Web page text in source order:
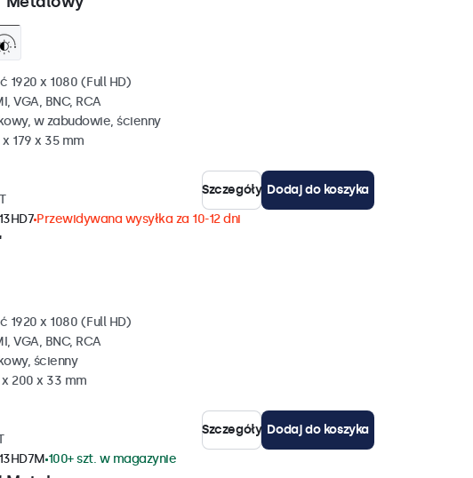
1920 x 1080 (Full HD)
VGA, BNC, RCA
w zabudowie, ścienny
179 x 35 mm
Szczegóły Dodaj do koszyka
13HD7 Przewidywana wysyłka za 10-12 dni
1920 x 1080 (Full HD)
VGA, BNC, RCA
ścienny
x 200 x 33 mm
Szczegóły Dodaj do koszyka
13HD7M 100+ szt. w magazynie